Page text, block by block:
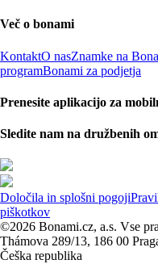
Več o bonami
KontaktO nasZnamke na
programBonami za podjetja
Prenesite aplikacijo za
Sledite nam na družbenih
Določila in splošni pogoji
piškotkov
©2026 Bonami.cz, a.s. Vse
Thámova 289/13, 186 00
Češka republika